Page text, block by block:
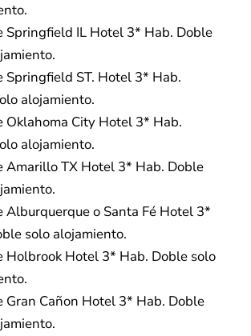
Springfield IL Hotel 3* Hab. Doble
Springfield ST. Hotel 3* Hab.
alojamiento.
Oklahoma City Hotel 3* Hab.
alojamiento.
Amarillo TX Hotel 3* Hab. Doble
Alburquerque o Santa Fé Hotel 3*
solo alojamiento.
Holbrook Hotel 3* Hab. Doble solo
Gran Cañon Hotel 3* Hab. Doble